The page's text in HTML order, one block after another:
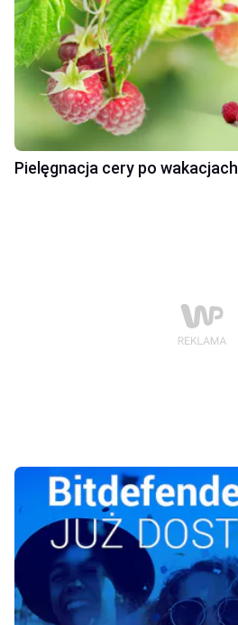
Pielęgnacja cery po wakacjach